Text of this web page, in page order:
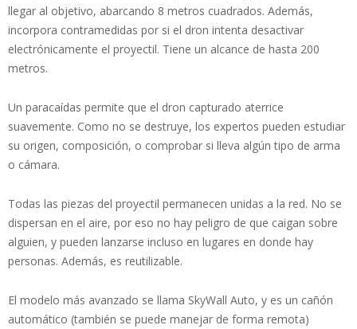
llegar al objetivo, abarcando 8 metros cuadrados. Además,
incorpora contramedidas por si el dron intenta desactivar
electrónicamente el proyectil. Tiene un alcance de hasta 200
metros.
Un paracaídas permite que el dron capturado aterrice
suavemente. Como no se destruye, los expertos pueden estudiar
su origen, composición, o comprobar si lleva algún tipo de arma
o cámara.
Todas las piezas del proyectil permanecen unidas a la red. No se
dispersan en el aire, por eso no hay peligro de que caigan sobre
alguien, y pueden lanzarse incluso en lugares en donde hay
personas. Además, es reutilizable.
El modelo más avanzado se llama SkyWall Auto, y es un cañón
automático (también se puede manejar de forma remota)